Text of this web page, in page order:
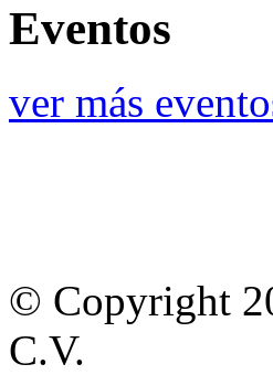
Eventos
ver más
© Copyright
C.V.